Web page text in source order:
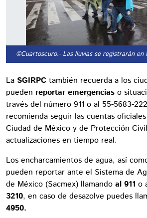
©Cuartoscuro.- Las lluvias se registrarán en
La SGIRPC también recuerda a los
pueden reportar emergencias o
través del número 911 o al 55-5683-
recomienda seguir las cuentas
Ciudad de México y de Protección
actualizaciones en tiempo real.
Los encharcamientos de agua, así
pueden reportar ante el Sistema de
de México (Sacmex) llamando al 911 o
3210, en caso de desazolve puedes
4950.